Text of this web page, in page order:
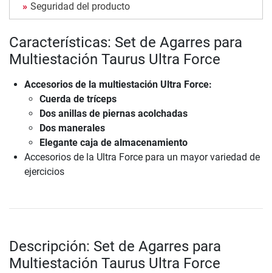
Seguridad del producto
Características: Set de Agarres para
Multiestación Taurus Ultra Force
Accesorios de la multiestación Ultra Force:
Cuerda de tríceps
Dos anillas de piernas acolchadas
Dos manerales
Elegante caja de almacenamiento
Accesorios de la Ultra Force para un mayor variedad de
ejercicios
Descripción: Set de Agarres para
Multiestación Taurus Ultra Force